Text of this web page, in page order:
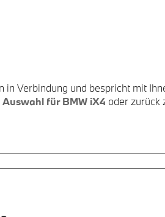
Verbindung und bespricht mit
Auswahl für BMW iX4 oder zurück